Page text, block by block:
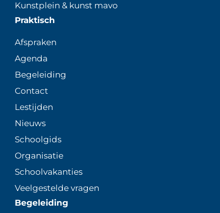
Kunstplein & kunst mavo
Praktisch
Afspraken
Agenda
Begeleiding
Contact
Lestijden
Nieuws
Schoolgids
Organisatie
Schoolvakanties
Veelgestelde vragen
Begeleiding